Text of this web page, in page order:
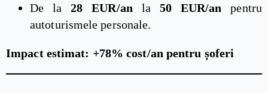
De la28 EUR/an la 50 EUR/an pentru
autoturismele personale.
Impact estimat: +78% cost/an pentru șoferi